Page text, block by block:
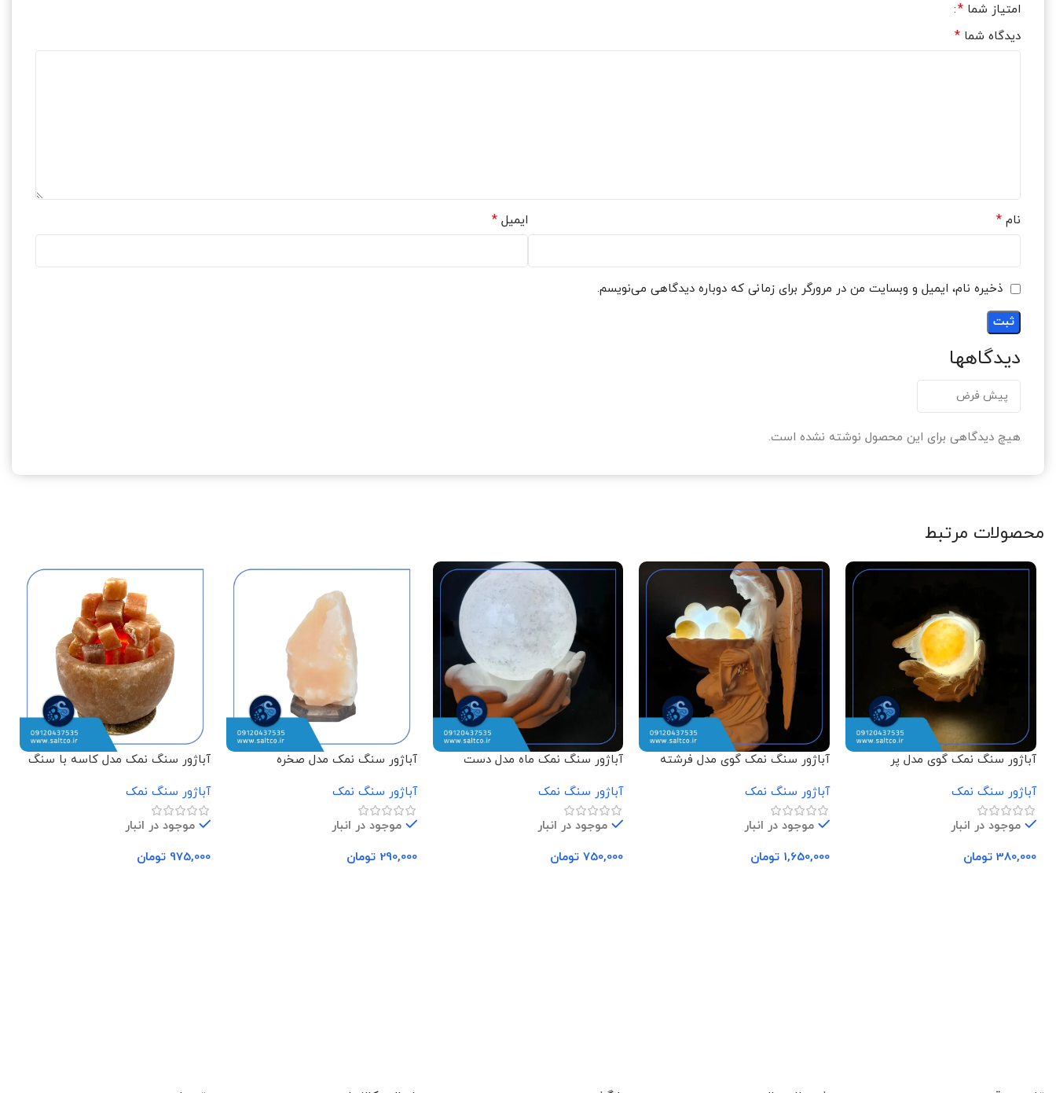
دیدگاهها
هیچ دیدگاهی برای این محصول نوشته نشده است.
امتیاز شما *
دیدگاه شما *
نام * ایمیل *
ذخیره نام، ایمیل و وبسایت من در مرورگر برای زمانی که دوباره دیدگاهی می‌نویسم.
محصولات مرتبط
آباژور سنگ نمک گوی مدل پر
آباژور سنگ نمک
موجود در انبار
380,000 تومان
آباژور سنگ نمک گوی مدل فرشته
آباژور سنگ نمک
موجود در انبار
1,650,000 تومان
آباژور سنگ نمک ماه مدل دست
آباژور سنگ نمک
موجود در انبار
750,000 تومان
آباژور سنگ نمک مدل صخره
آباژور سنگ نمک
موجود در انبار
290,000 تومان
آباژور سنگ نمک مدل کاسه با سنگ
آباژور سنگ نمک
موجود در انبار
975,000 تومان